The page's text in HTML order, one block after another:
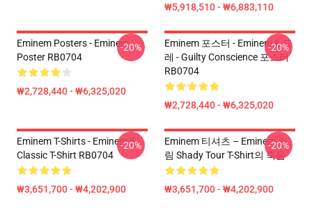
₩5,918,510 - ₩6,883,110
Eminem Posters - Eminem
Poster RB0704
₩2,728,440 - ₩6,325,020
-20%
Eminem 포스터 - Eminem & 드
레 - Guilty Conscience 포스터
RB0704
₩2,728,440 - ₩6,325,020
-20%
Eminem T-Shirts - Eminem E
Classic T-Shirt RB0704
₩3,651,700 - ₩4,202,900
-20%
Eminem 티셔츠 – Eminem 슬
림 Shady Tour T-Shirt의 죽음
₩3,651,700 - ₩4,202,900
-20%